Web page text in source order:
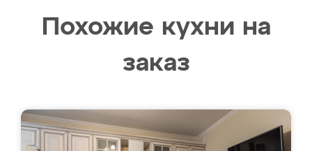
Похожие кухни на
заказ